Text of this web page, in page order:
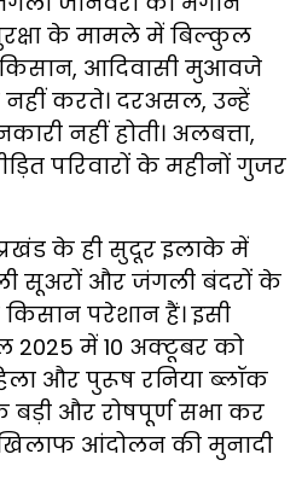
के मामले में बिल्कुल
किसान, आदिवासी मुआवजे
करते। दरअसल, उन्हें
नहीं होती। अलबत्ता,
परिवारों के महीनों गुजर
के ही सुदूर इलाके में
सूअरों और जंगली बंदरों के
परेशान हैं। इसी
में 10 अक्टूबर को
और पुरूष रनिया ब्लॉक
और रोषपूर्ण सभा कर
आंदोलन की मुनादी